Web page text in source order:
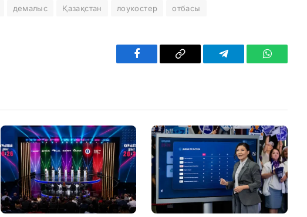
демалыс Қазақстан лоукостер отбасы
Facebook Copy
Telegram WhatsApp